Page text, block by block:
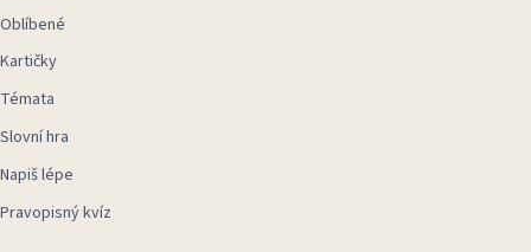
Oblíbené
Kartičky
Témata
Slovní hra
Napiš lépe
Pravopisný kvíz